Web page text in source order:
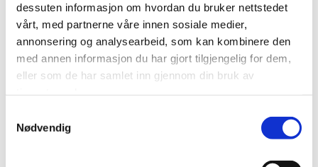
dessuten informasjon om hvordan du bruker nettstedet
vårt, med partnerne våre innen sosiale medier,
annonsering og analysearbeid, som kan kombinere den
med annen informasjon du har gjort tilgjengelig for dem,
eller som de har samlet inn gjennom din bruk av
Nødvendig
Anvendelse av SWT-bjelker medfører ingen lydisoleringsproblemer, da
disse kan sammenlignes med massivt betong.
SWT-systemet oppfyller brannklasse R90 uten ekstra brannisolering.